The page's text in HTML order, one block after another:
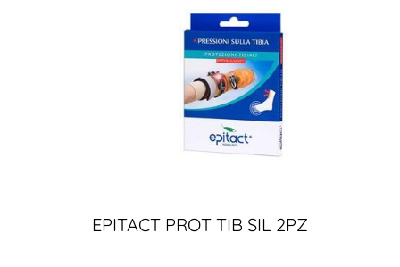
EPITACT PROT TIB SIL 2PZ